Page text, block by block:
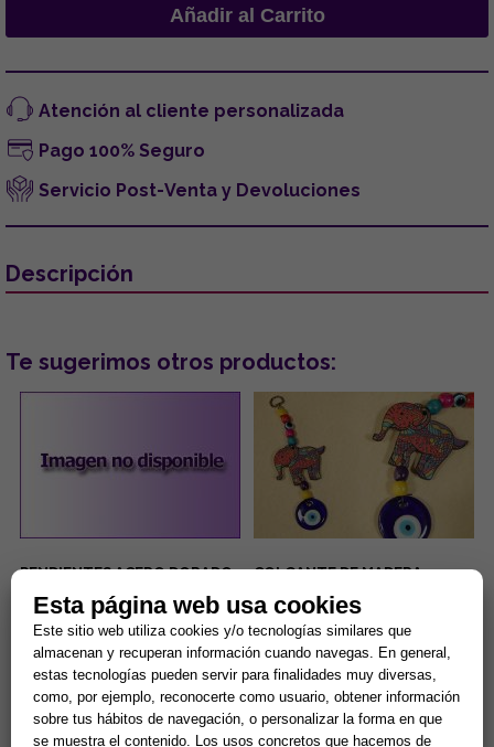
Atención al cliente personalizada
Pago 100% Seguro
Servicio Post-Venta y Devoluciones
Descripción
Te sugerimos otros productos:
PENDIENTES ACERO DORADO
CON PESTAÑAS BRILLANTES
5,00 €
Comprar
COLGANTE DE MADERA
COLORES Y OJO TURCO
6.5x19CM
...
1,80 €
Comprar
Esta página web usa cookies
Este sitio web utiliza cookies y/o tecnologías similares que
almacenan y recuperan información cuando navegas. En general,
estas tecnologías pueden servir para finalidades muy diversas,
como, por ejemplo, reconocerte como usuario, obtener información
sobre tus hábitos de navegación, o personalizar la forma en que
se muestra el contenido. Los usos concretos que hacemos de